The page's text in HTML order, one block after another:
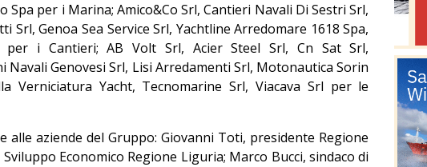
Spa per i Marina; Amico&Co Srl, Cantieri Navali Di Sestri Srl,
Srl, Genoa Sea Service Srl, Yachtline Arredomare 1618 Spa,
per i Cantieri; AB Volt Srl, Acier Steel Srl, Cn Sat Srl,
Genovesi Srl, Lisi Arredamenti Srl, Motonautica Sorin
Verniciatura Yacht, Tecnomarine Srl, Viacava Srl per le
alle aziende del Gruppo: Giovanni Toti, presidente Regione
Economico Regione Liguria; Marco Bucci, sindaco di